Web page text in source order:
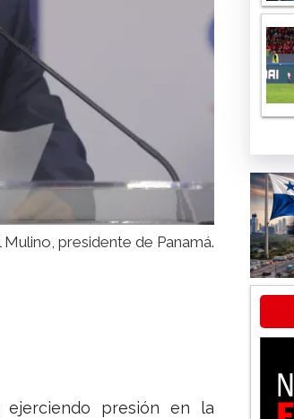
Mulino, presidente de Panamá.
presión en la